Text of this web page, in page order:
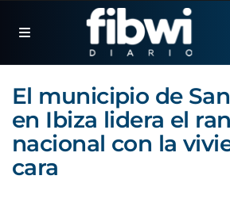
El municipio de
en Ibiza lidera el
nacional con la
cara